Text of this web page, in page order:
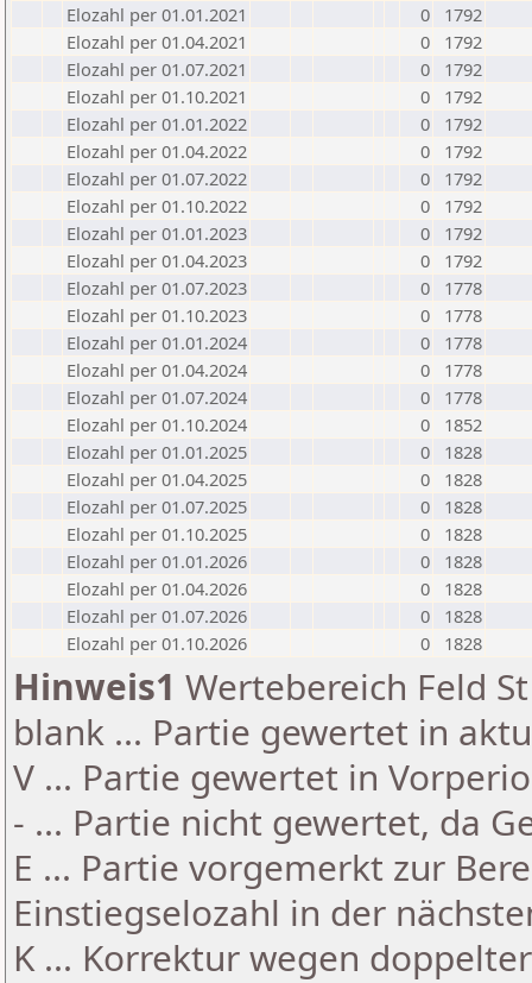
Elozahl per 01.01.2021
0
1792
Elozahl per 01.04.2021
0
1792
Elozahl per 01.07.2021
0
1792
Elozahl per 01.10.2021
0
1792
Elozahl per 01.01.2022
0
1792
Elozahl per 01.04.2022
0
1792
Elozahl per 01.07.2022
0
1792
Elozahl per 01.10.2022
0
1792
Elozahl per 01.01.2023
0
1792
Elozahl per 01.04.2023
0
1792
Elozahl per 01.07.2023
0
1778
Elozahl per 01.10.2023
0
1778
Elozahl per 01.01.2024
0
1778
Elozahl per 01.04.2024
0
1778
Elozahl per 01.07.2024
0
1778
Elozahl per 01.10.2024
0
1852
Elozahl per 01.01.2025
0
1828
Elozahl per 01.04.2025
0
1828
Elozahl per 01.07.2025
0
1828
Elozahl per 01.10.2025
0
1828
Elozahl per 01.01.2026
0
1828
Elozahl per 01.04.2026
0
1828
Elozahl per 01.07.2026
0
1828
Elozahl per 01.10.2026
0 1828
Hinweis1 Wertebereich Feld
blank ... Partie gewertet in
V ... Partie gewertet in
- ... Partie nicht gewertet, da
E ... Partie vorgemerkt zur
Einstiegselozahl in der
K ... Korrektur wegen